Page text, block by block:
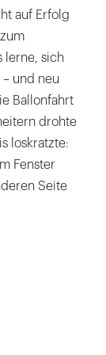
auf Erfolg
lerne, sich
und neu
Ballonfahrt
drohte
loskratzte:
Fenster
Seite